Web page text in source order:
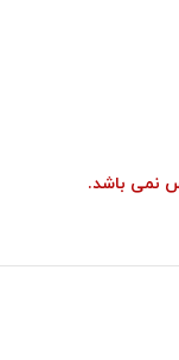
نمی باشد.